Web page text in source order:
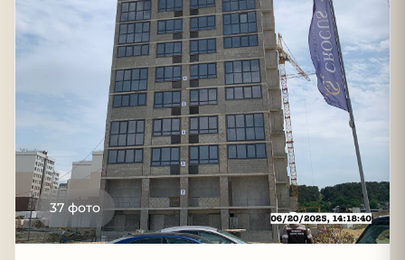
37 фото